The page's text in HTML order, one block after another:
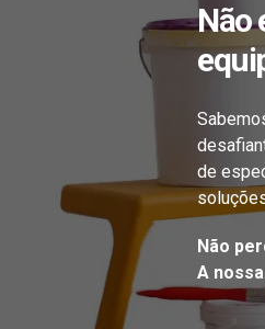
Não
de
Não
A